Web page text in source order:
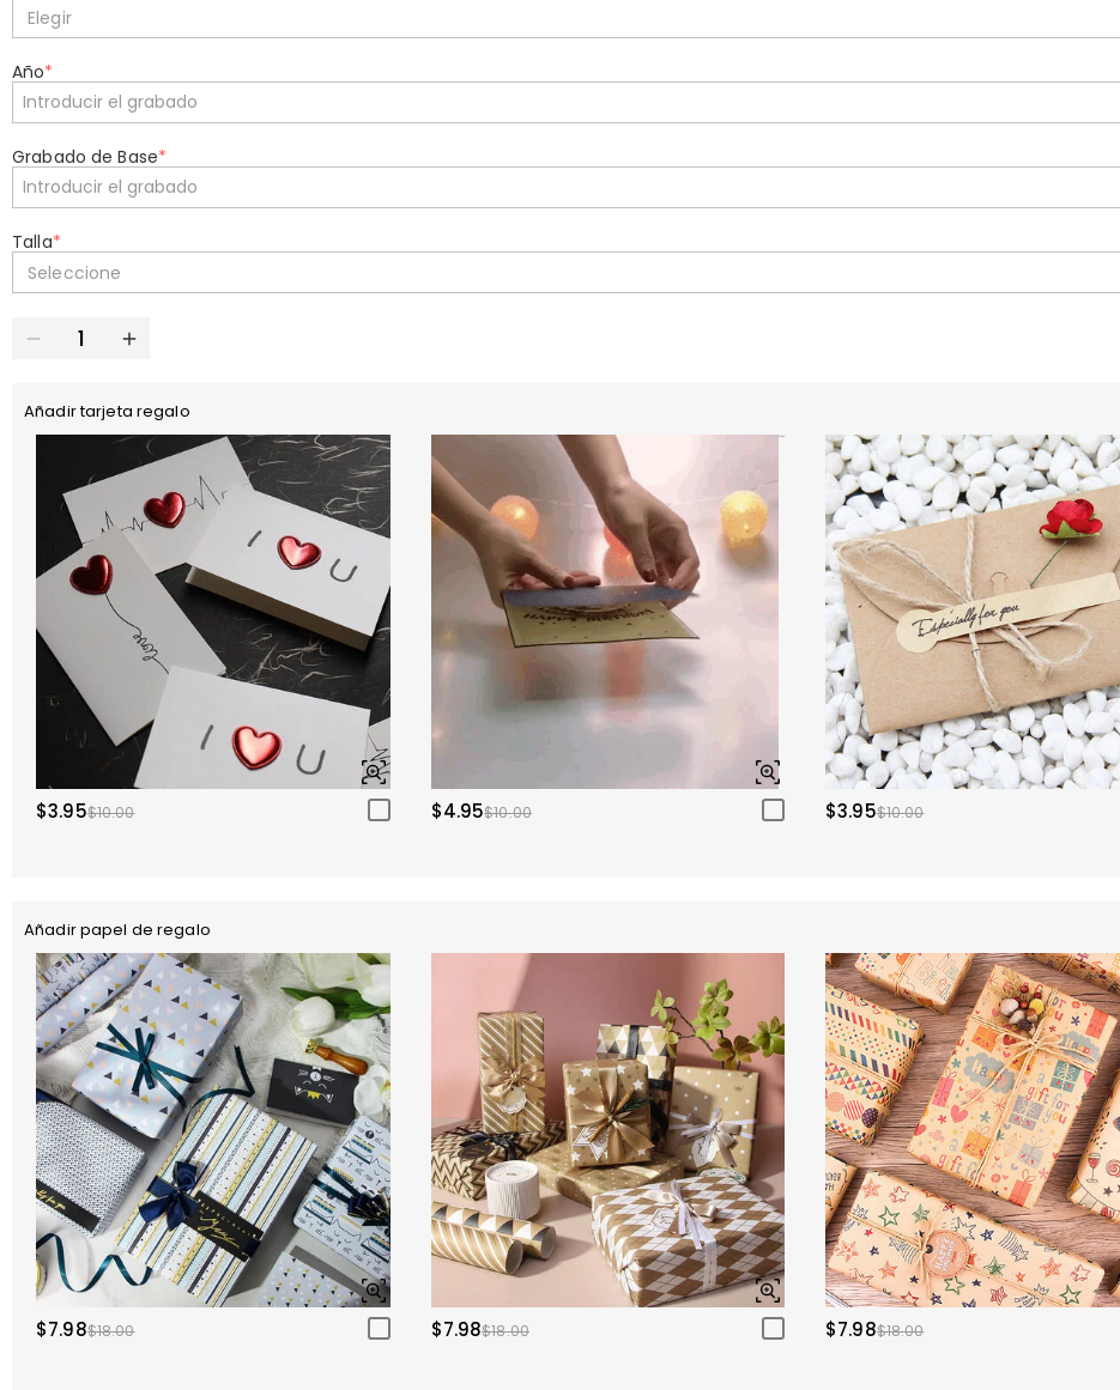
Elegir
Año*
Grabado de Base*
Talla*
Seleccione
Añadir tarjeta regalo
$3.95$10.00 $4.95$10.00 $3.95$10.00
Añadir papel de regalo
$7.98$18.00 $7.98$18.00 $7.98$18.00